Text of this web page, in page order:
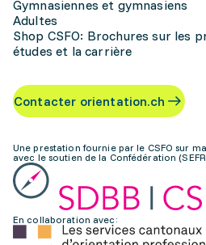
Gymnasiennes et gymnasiens
Adultes
Shop CSFO: Brochures sur les
études et la carrière
Contacter orientation.ch
Une prestation fournie par le CSFO sur
avec le soutien de la Confédération
En collaboration avec: